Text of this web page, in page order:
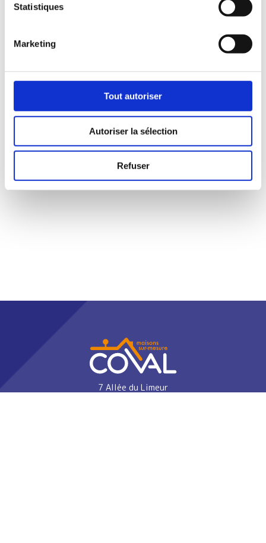
Statistiques
Marketing
Tout autoriser
Autoriser la sélection
Refuser
7 Allée du Limeur